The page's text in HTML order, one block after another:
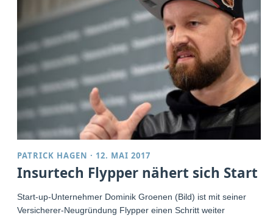
PATRICK HAGEN · 12. MAI 2017
Insurtech Flypper nähert sich Start
Start-up-Unternehmer Dominik Groenen (Bild) ist mit seiner
Versicherer-Neugründung Flypper einen Schritt weiter